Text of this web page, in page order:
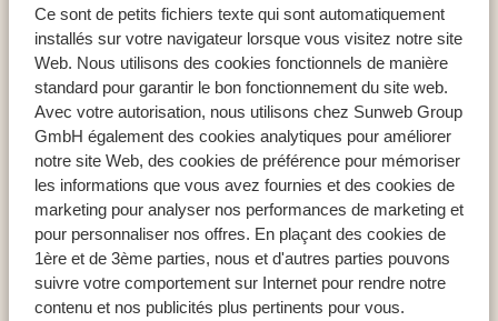
Ce sont de petits fichiers texte qui sont automatiquement
installés sur votre navigateur lorsque vous visitez notre site
Web. Nous utilisons des cookies fonctionnels de manière
standard pour garantir le bon fonctionnement du site web.
Avec votre autorisation, nous utilisons chez Sunweb Group
GmbH également des cookies analytiques pour améliorer
notre site Web, des cookies de préférence pour mémoriser
les informations que vous avez fournies et des cookies de
marketing pour analyser nos performances de marketing et
pour personnaliser nos offres. En plaçant des cookies de
1ère et de 3ème parties, nous et d'autres parties pouvons
suivre votre comportement sur Internet pour rendre notre
contenu et nos publicités plus pertinents pour vous.
Pays populaires ski
France : Alpes du Nord
France : Alpes du Sud
Andorre
Destinations ski
Paradiski
Les Sybelles